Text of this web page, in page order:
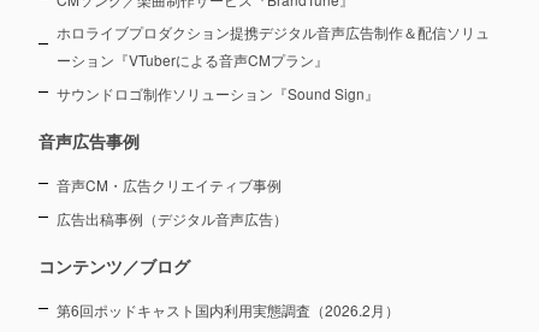
ホロライブプロダクション提携デジタル音声広告制作＆配信ソリュ
ーション 『VTuberによる音声CMプラン』
サウンドロゴ制作ソリューション『Sound Sign』
音声広告事例
音声CM・広告クリエイティブ事例
広告出稿事例（デジタル音声広告）
コンテンツ／ブログ
第6回ポッドキャスト国内利用実態調査（2026.2月）